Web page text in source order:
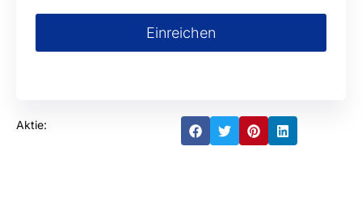
Einreichen
Aktie: